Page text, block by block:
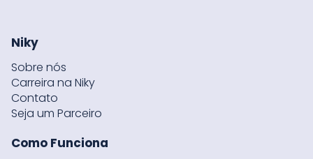
Niky
Sobre nós
Carreira na Niky
Contato
Seja um Parceiro
Como Funciona